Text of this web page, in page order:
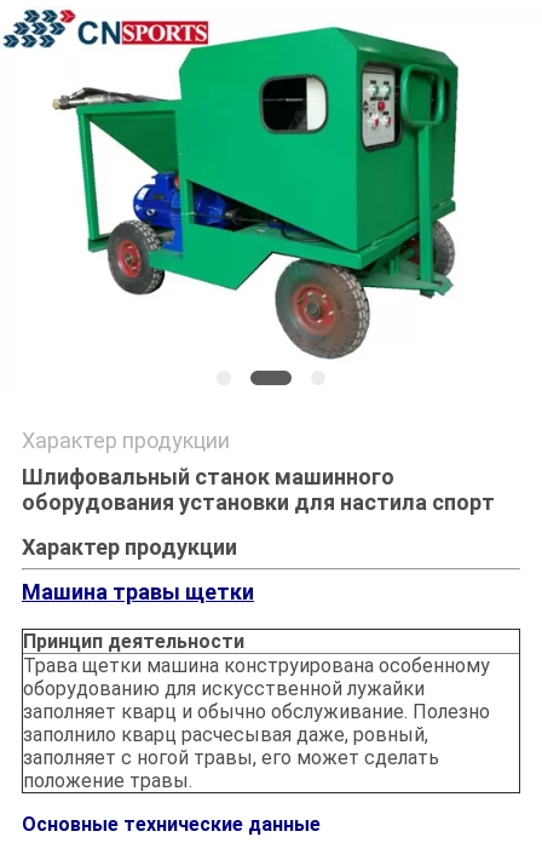
Характер продукции
Шлифовальный станок машинного
оборудования установки для настила спорт
Характер продукции
Машина травы щетки
Принцип деятельности
Трава щетки машина конструирована особенному
оборудованию для искусственной лужайки
заполняет кварц и обычно обслуживание. Полезно
заполнило кварц расчесывая даже, ровный,
заполняет с ногой травы, его может сделать
положение травы.
Основные технические данные